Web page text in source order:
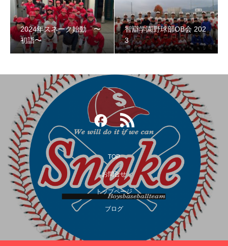
智辯学園野球部OB会 2023
第３回阿倍野スネークOB野球大会
2024年スネーク始動 〜
初詣〜
智辯学園野球部OB会 202
3
TOP
お問合せ
トップページ
ブログ